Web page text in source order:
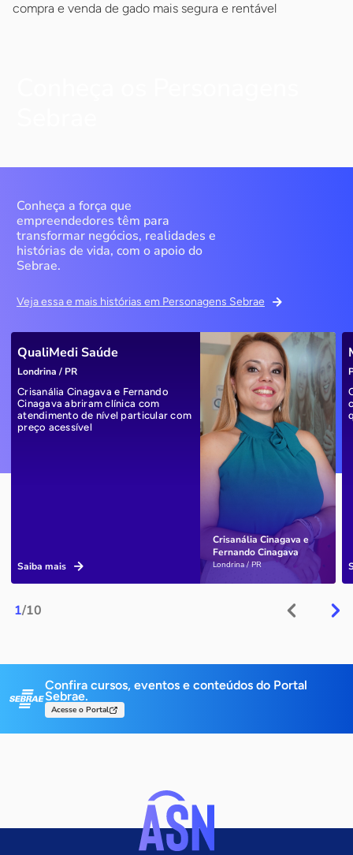
compra e venda de gado mais segura e rentável
Conheça a força que
empreendedores têm para
transformar negócios, realidades e
histórias de vida, com o apoio do
Sebrae.
Veja essa e mais histórias em Personagens Sebrae
1/10
Crisanália Cinagava e
Fernando Cinagava
Londrina / PR
QualiMedi Saúde
Londrina / PR
Crisanália Cinagava e Fernando
Cinagava abriram clínica com
atendimento de nível particular com
preço acessível
Saiba mais
Confira cursos, eventos e conteúdos do Portal
Sebrae.
Acesse o Portal